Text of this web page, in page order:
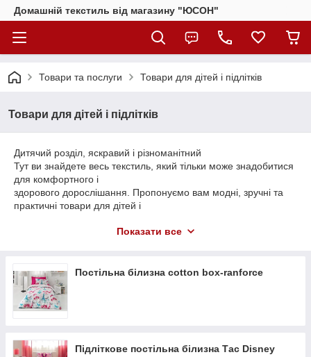
Домашній текстиль від магазину "ЮСОН"
Товари та послуги Товари для дітей і підлітків
Товари для дітей і підлітків
Дитячий розділ, яскравий і різноманітний
Тут ви знайдете весь текстиль, який тільки може знадобитися
для комфортного і
здорового дорослішання. Пропонуємо вам модні, зручні та
практичні товари для дітей і
створіть в його спальні такий дизайн, яким він буде радий.
Так-так, правильно підібраний домашній текстиль вирішує
відразу кілька завдань:
куплене за розміром ковдру зігріє ночами, і з нього не будуть
зберігати чистоту і
Показати все
Постільна білизна cotton box-ranforce
Підліткове постільна білизна Тас Disney